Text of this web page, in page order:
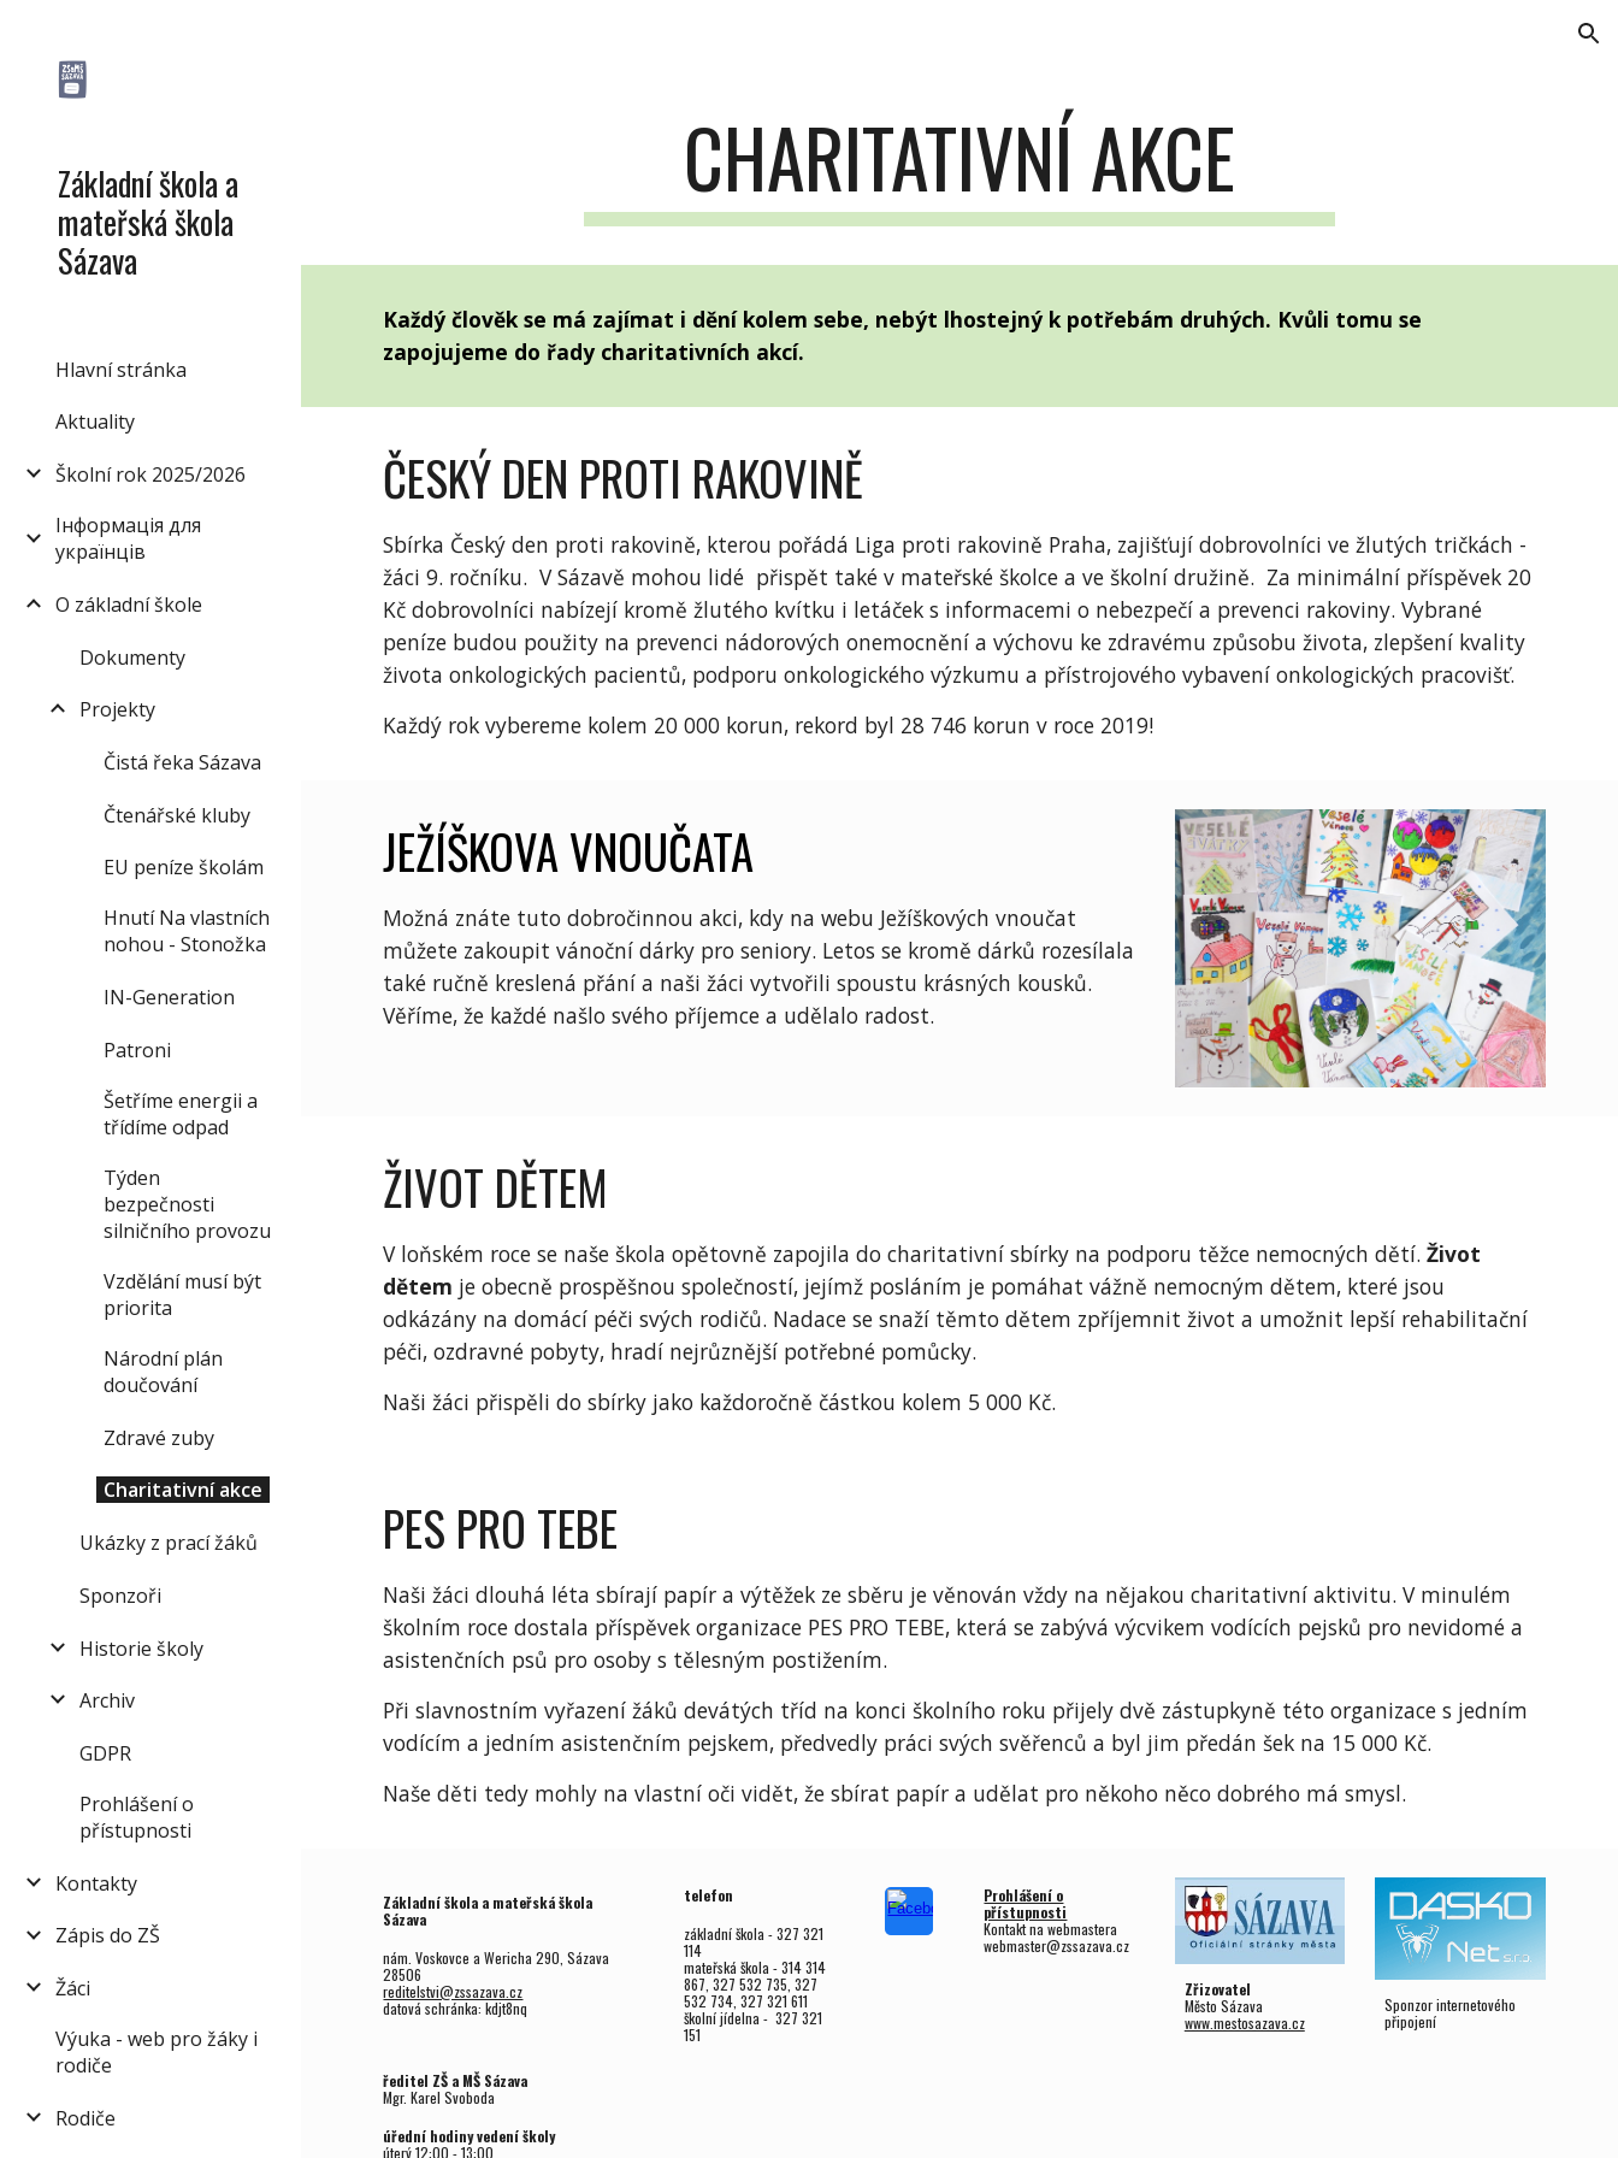
Základní škola a
mateřská škola
Sázava
Hlavní stránka
Aktuality
Školní rok 2025/2026
Інформація для
українців
O základní škole
Dokumenty
Projekty
Čistá řeka Sázava
Čtenářské kluby
EU peníze školám
Hnutí Na vlastních
nohou - Stonožka
IN-Generation
Patroni
Šetříme energii a
třídíme odpad
Týden
bezpečnosti
silničního provozu
Vzdělání musí být
priorita
Národní plán
doučování
Zdravé zuby
Charitativní akce
Ukázky z prací žáků
Sponzoři
Historie školy
Archiv
GDPR
Prohlášení o
přístupnosti
Kontakty
Zápis do ZŠ
Žáci
Výuka - web pro žáky i
rodiče
Rodiče
CHARITATIVNÍ AKCE
Každý člověk se má zajímat i dění kolem sebe, nebýt lhostejný k potřebám druhých. Kvůli tomu se
zapojujeme do řady charitativních akcí.
ČESKÝ DEN PROTI RAKOVINĚ
Sbírka Český den proti rakovině, kterou pořádá Liga proti rakovině Praha, zajišťují dobrovolníci ve žlutých tričkách -
žáci 9. ročníku. V Sázavě mohou lidé přispět také v mateřské školce a ve školní družině. Za minimální příspěvek 20
Kč dobrovolníci nabízejí kromě žlutého kvítku i letáček s informacemi o nebezpečí a prevenci rakoviny. Vybrané
peníze budou použity na prevenci nádorových onemocnění a výchovu ke zdravému způsobu života, zlepšení kvality
života onkologických pacientů, podporu onkologického výzkumu a přístrojového vybavení onkologických pracovišť.
Každý rok vybereme kolem 20 000 korun, rekord byl 28 746 korun v roce 2019!
JEŽÍŠKOVA VNOUČATA
Možná znáte tuto dobročinnou akci, kdy na webu Ježíškových vnoučat
můžete zakoupit vánoční dárky pro seniory. Letos se kromě dárků rozesílala
také ručně kreslená přání a naši žáci vytvořili spoustu krásných kousků.
Věříme, že každé našlo svého příjemce a udělalo radost.
ŽIVOT DĚTEM
V loňském roce se naše škola opětovně zapojila do charitativní sbírky na podporu těžce nemocných dětí.Život
dětem je obecně prospěšnou společností, jejímž posláním je pomáhat vážně nemocným dětem, které jsou
odkázány na domácí péči svých rodičů. Nadace se snaží těmto dětem zpříjemnit život a umožnit lepší rehabilitační
péči, ozdravné pobyty, hradí nejrůznější potřebné pomůcky.
Naši žáci přispěli do sbírky jako každoročně částkou kolem 5 000 Kč.
PES PRO TEBE
Naši žáci dlouhá léta sbírají papír a výtěžek ze sběru je věnován vždy na nějakou charitativní aktivitu. V minulém
školním roce dostala příspěvek organizace PES PRO TEBE, která se zabývá výcvikem vodících pejsků pro nevidomé a
asistenčních psů pro osoby s tělesným postižením.
Při slavnostním vyřazení žáků devátých tříd na konci školního roku přijely dvě zástupkyně této organizace s jedním
vodícím a jedním asistenčním pejskem, předvedly práci svých svěřenců a byl jim předán šek na 15 000 Kč.
Naše děti tedy mohly na vlastní oči vidět, že sbírat papír a udělat pro někoho něco dobrého má smysl.
Základní škola a mateřská škola
Sázava
nám. Voskovce a Wericha 290, Sázava
28506
reditelstvi@zssazava.cz
datová schránka: kdjt8nq
ředitel ZŠ a MŠ Sázava
Mgr.Karel Svoboda
úřední hodiny vedení školy
úterý12:00 - 13:00
telefon
základní škola - 327 321
114
mateřská škola - 314 314
867, 327 532 735, 327
532 734, 327 321 611
školní jídelna - 327 321
151
Prohlášení o
přístupnosti
Kontakt na webmastera
webmaster@zssazava.cz
Zřizovatel
Město Sázava
www.mestosazava.cz
Sponzor internetového
připojení